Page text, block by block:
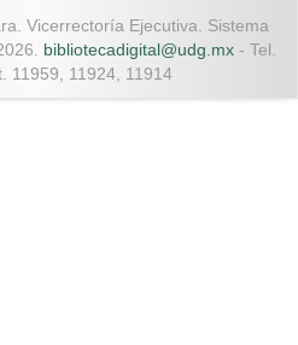
Vicerrectoría Ejecutiva. Sistema
bibliotecadigital@udg.mx - Tel.
11959, 11924, 11914